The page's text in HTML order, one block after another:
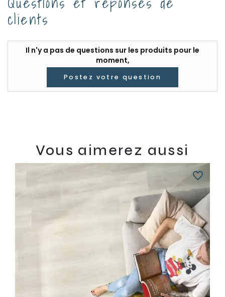
clients
Il n'y a pas de questions sur les produits pour le
moment,
Postez votre question
Vous aimerez aussi
favorite_border